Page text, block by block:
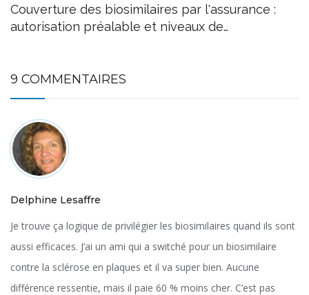
Couverture des biosimilaires par l'assurance :
autorisation préalable et niveaux de
9 COMMENTAIRES
Delphine Lesaffre
Je trouve ça logique de privilégier les biosimilaires quand ils sont
aussi efficaces. J’ai un ami qui a switché pour un biosimilaire
contre la sclérose en plaques et il va super bien. Aucune
différence ressentie, mais il paie 60 % moins cher. C’est pas